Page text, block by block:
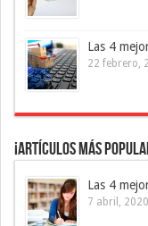
Las 4
22 febrero,
¡Artículos más
Las 4
7 abril, 2020